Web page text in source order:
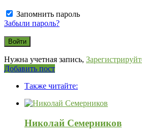
Запомнить пароль
Забыли пароль?
Нужна учетная запись,
Боковая
Добавить пост
120x600Также читайте:
Николай Семерников